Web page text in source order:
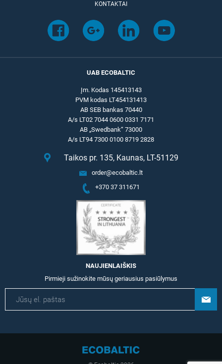
KONTAKTAI
UAB ECOBALTIC
Įm. Kodas 145413143
PVM kodas LT454131413
AB SEB bankas 70440
A/s LT02 7044 0600 0331 7171
AB „Swedbank“ 73000
A/s LT94 7300 0100 8719 2828
Taikos pr. 135, Kaunas, LT-51129
order@ecobaltic.lt
+370 37 311671
NAUJIENLAIŠKIS
Pirmieji sužinokite mūsų geriausius pasiūlymus